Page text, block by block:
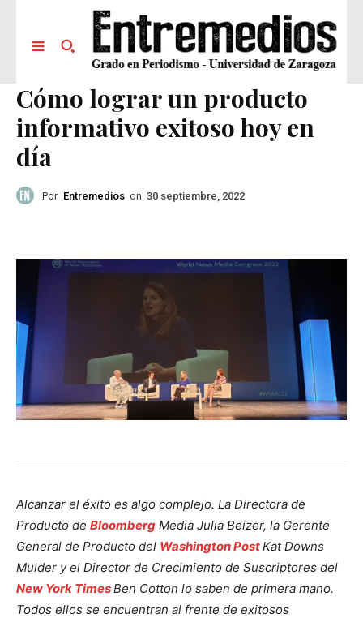
Cómo lograr un producto
informativo exitoso hoy en
día
Por Entremedios on 30 septiembre, 2022
Alcanzar el éxito es algo complejo. La Directora de
Producto de Bloomberg Media Julia Beizer, la Gerente
General de Producto del Washington PostKat Downs
Mulder y el Director de Crecimiento de Suscriptores del
New York TimesBen Cotton lo saben de primera mano.
Todos ellos se encuentran al frente de exitosos